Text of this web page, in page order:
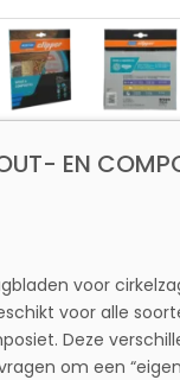
EN
voor
voor alle
Deze
om een